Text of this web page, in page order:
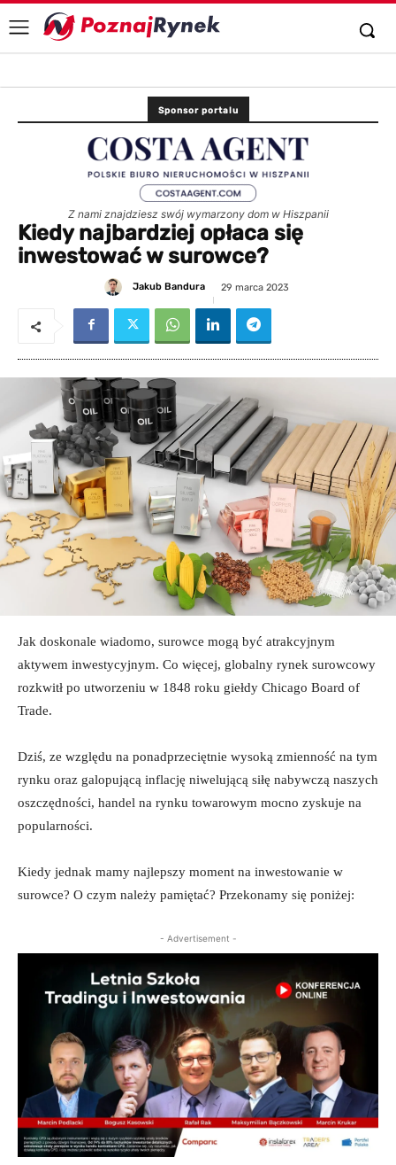
Sponsor portalu
Z nami znajdziesz swój wymarzony dom w Hiszpanii
Kiedy najbardziej opłaca się
inwestować w surowce?
Jakub Bandura 29 marca 2023
Jak doskonale wiadomo, surowce mogą być atrakcyjnym
aktywem inwestycyjnym. Co więcej, globalny rynek surowcowy
rozkwitł po utworzeniu w 1848 roku giełdy Chicago Board of
Trade.
Dziś, ze względu na ponadprzeciętnie wysoką zmienność na tym
rynku oraz galopującą inflację niwelującą siłę nabywczą naszych
oszczędności, handel na rynku towarowym mocno zyskuje na
popularności.
Kiedy jednak mamy najlepszy moment na inwestowanie w
surowce? O czym należy pamiętać? Przekonamy się poniżej:
- Advertisement -